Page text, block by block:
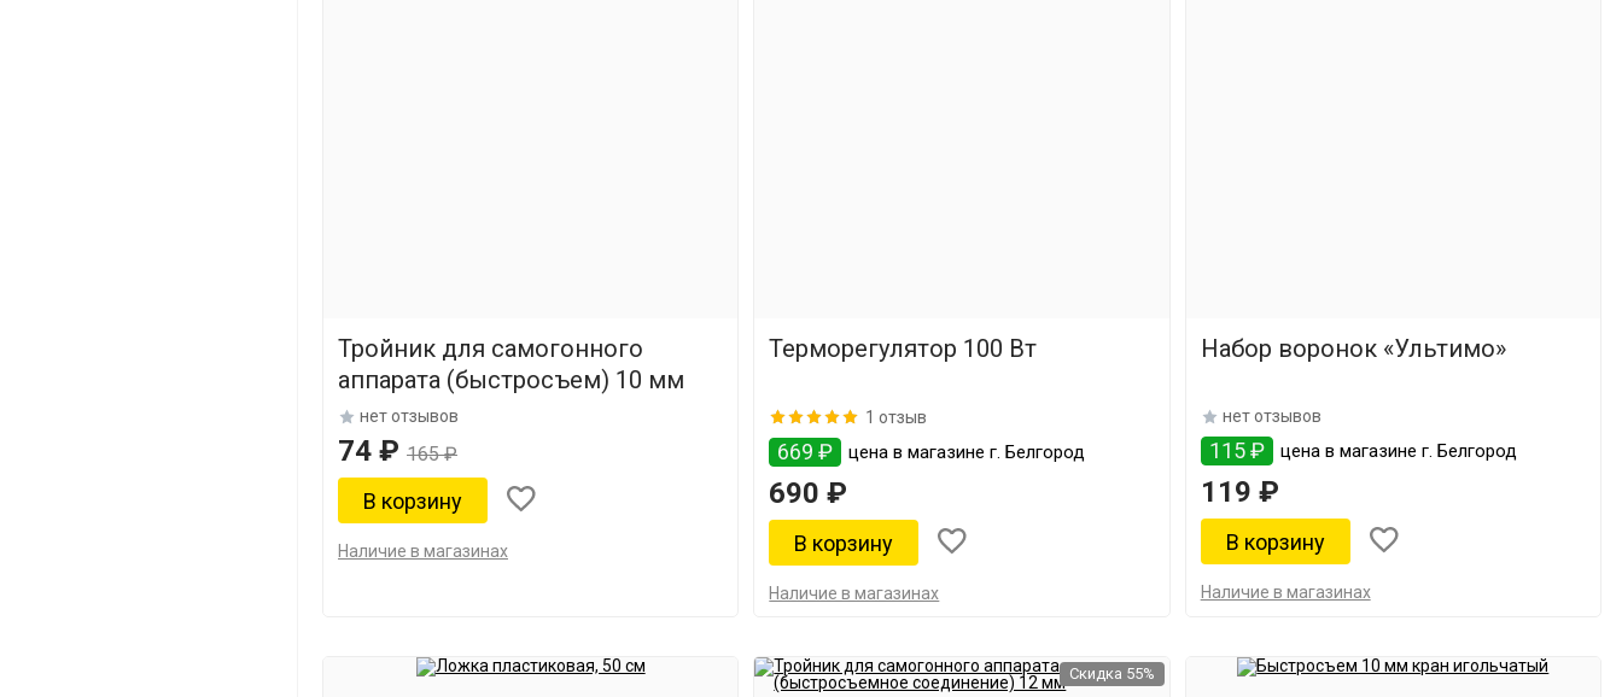
Тройник для самогонного
аппарата (быстросъем) 10 мм
нет отзывов
74 ₽ 165 ₽
Наличие в магазинах
Терморегулятор 100 Вт
1 отзыв
669 ₽ цена в магазине г. Белгород
690 ₽
Наличие в магазинах
Набор воронок «Ультимо»
нет отзывов
115 ₽ цена в магазине г. Белгород
119 ₽
Наличие в магазинах
Скидка 55%